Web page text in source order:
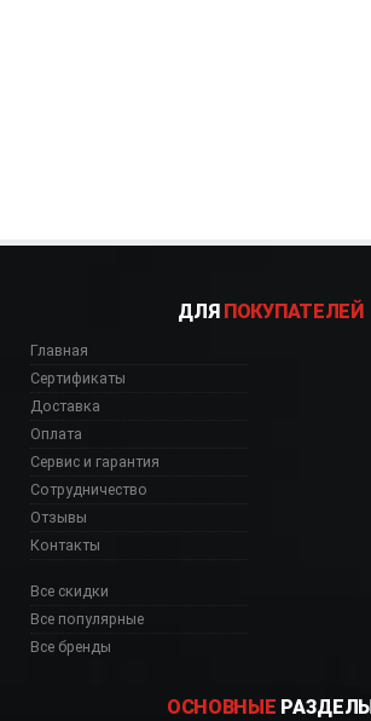
ДЛЯ ПОКУПАТЕЛЕЙ
Главная
Сертификаты
Доставка
Оплата
Сервис и гарантия
Сотрудничество
Отзывы
Контакты
Все скидки
Все популярные
Все бренды
ОСНОВНЫЕ РАЗДЕЛЫ